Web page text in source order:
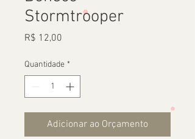
Stormtrooper
R$ 12,00
Quantidade *
Adicionar ao Orçamento